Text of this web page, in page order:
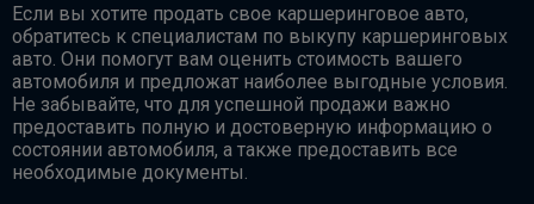
Если вы хотите продать свое каршеринговое авто,
обратитесь к специалистам по выкупу каршеринговых
авто. Они помогут вам оценить стоимость вашего
автомобиля и предложат наиболее выгодные условия.
Не забывайте, что для успешной продажи важно
предоставить полную и достоверную информацию о
состоянии автомобиля, а также предоставить все
необходимые документы.